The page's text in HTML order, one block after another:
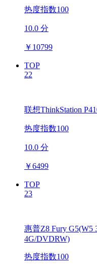
热度指数100
10.0 分
￥ 10799
TOP
22
联想ThinkStation
热度指数100
10.0 分
￥6499
TOP
23
惠普Z8 Fury G5(W5
4G/DVDRW)
热度指数100